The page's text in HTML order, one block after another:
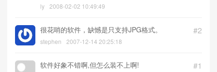
ly 2008-02-02 10:49:49
#2
很花哨的软件，缺憾是只支持JPG格式。
stephen 2007-12-14 20:25:18
#1
软件好象不错啊,但怎么装不上啊!